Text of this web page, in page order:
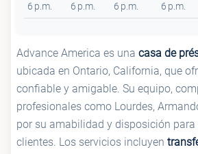
6 p.m.
6 p.m.
6 p.m.
6 p.m.
Advance America es una casa de
ubicada en Ontario, California, que
confiable y amigable. Su equipo,
profesionales como Lourdes,
por su amabilidad y disposición
clientes. Los servicios incluyen